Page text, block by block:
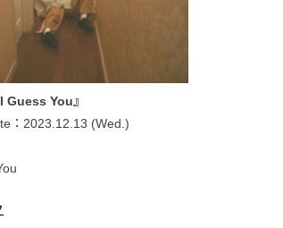
Guess You』
：2023.12.13 (Wed.)